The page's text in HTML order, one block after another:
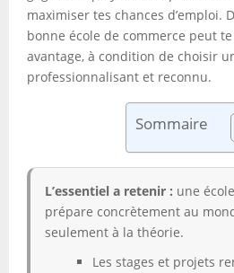
maximiser tes chances d’emploi.
bonne école de commerce peut
avantage, à condition de choisir
professionnalisant et reconnu.
Sommaire
L’essentiel a retenir : une
prépare concrètement au
seulement à la théorie.
Les stages et projets